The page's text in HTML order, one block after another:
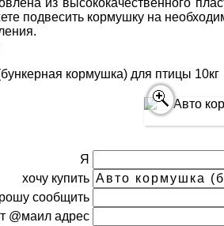
из высококачественного
подвесить кормушку на
кормушка) для птицы 10кг
Я
хочу купить
сообщить
@маил адрес